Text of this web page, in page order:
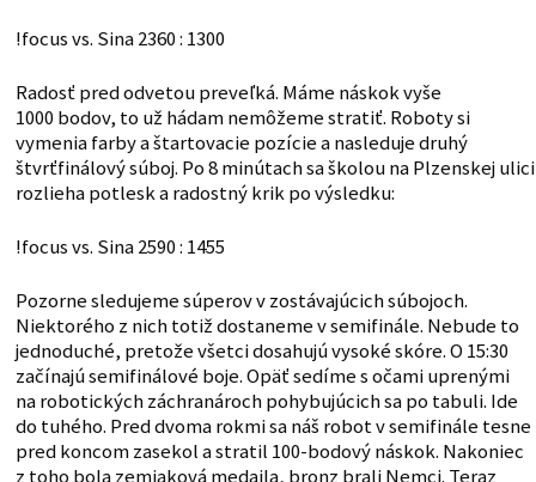
!focus vs. Sina 2360 : 1300
Radosť pred odvetou preveľká. Máme náskok vyše
1000 bodov, to už hádam nemôžeme stratiť. Roboty si
vymenia farby a štartovacie pozície a nasleduje druhý
štvrťfinálový súboj. Po 8 minútach sa školou na Plzenskej ulici
rozlieha potlesk a radostný krik po výsledku:
!focus vs. Sina 2590 : 1455
Pozorne sledujeme súperov v zostávajúcich súbojoch.
Niektorého z nich totiž dostaneme v semifinále. Nebude to
jednoduché, pretože všetci dosahujú vysoké skóre. O 15:30
začínajú semifinálové boje. Opäť sedíme s očami uprenými
na robotických záchranároch pohybujúcich sa po tabuli. Ide
do tuhého. Pred dvoma rokmi sa náš robot v semifinále tesne
pred koncom zasekol a stratil 100-bodový náskok. Nakoniec
z toho bola zemiaková medaila, bronz brali Nemci. Teraz